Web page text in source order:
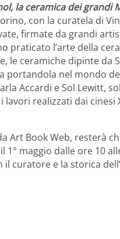
la ceramica dei grandi
con la curatela di
firmate da grandi
praticato l’arte della
ceramiche dipinte da
portandola nel mondo
Accardi e Sol Lewitt,
realizzati dai cinesi
Art Book Web, resterà
maggio dalle ore 10
curatore e la storica